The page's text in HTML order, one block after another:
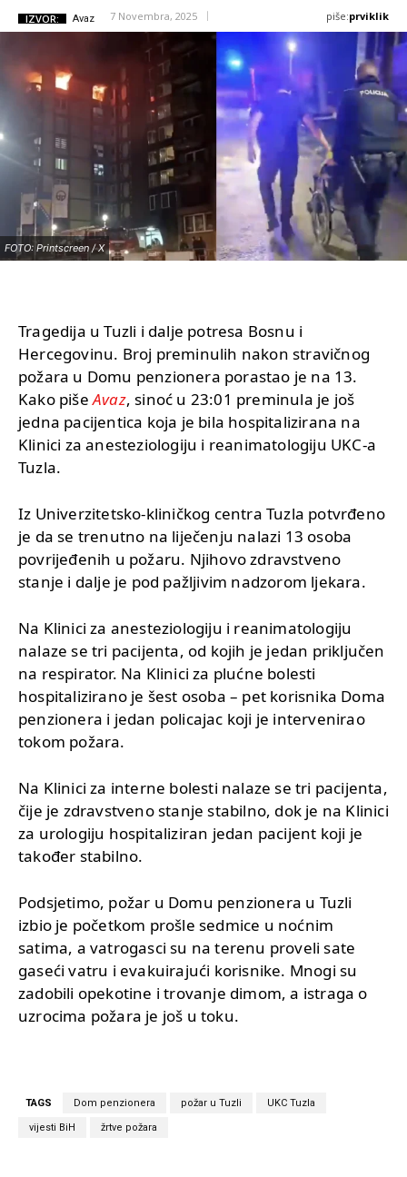
IZVOR: Avaz 7 Novembra, 2025 piše:prviklik
FOTO: Printscreen / X
Tragedija u Tuzli i dalje potresa Bosnu i
Hercegovinu. Broj preminulih nakon stravičnog
požara u Domu penzionera porastao je na 13.
Kako pišeAvaz, sinoć u 23:01 preminula je još
jedna pacijentica koja je bila hospitalizirana na
Klinici za anesteziologiju i reanimatologiju UKC-a
Tuzla.
Iz Univerzitetsko-kliničkog centra Tuzla potvrđeno
je da se trenutno na liječenju nalazi 13 osoba
povrijeđenih u požaru. Njihovo zdravstveno
stanje i dalje je pod pažljivim nadzorom ljekara.
Na Klinici za anesteziologiju i reanimatologiju
nalaze se tri pacijenta, od kojih je jedan priključen
na respirator. Na Klinici za plućne bolesti
hospitalizirano je šest osoba – pet korisnika Doma
penzionera i jedan policajac koji je intervenirao
tokom požara.
Na Klinici za interne bolesti nalaze se tri pacijenta,
čije je zdravstveno stanje stabilno, dok je na Klinici
za urologiju hospitaliziran jedan pacijent koji je
također stabilno.
Podsjetimo, požar u Domu penzionera u Tuzli
izbio je početkom prošle sedmice u noćnim
satima, a vatrogasci su na terenu proveli sate
gaseći vatru i evakuirajući korisnike. Mnogi su
zadobili opekotine i trovanje dimom, a istraga o
uzrocima požara je još u toku.
TAGS Dom penzionera požar u Tuzli UKC Tuzla
vijesti BiH žrtve požara